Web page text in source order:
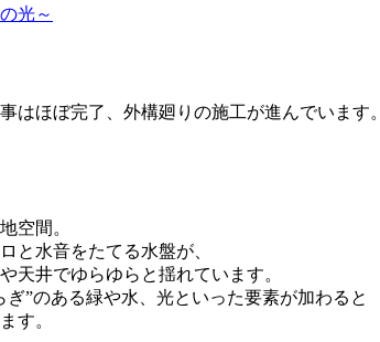
光～
はほぼ完了、外構廻りの施工が進んでいます。
空間。
と水音をたてる水盤が、
天井でゆらゆらと揺れています。
ぎ”のある緑や水、光といった要素が加わると
す。